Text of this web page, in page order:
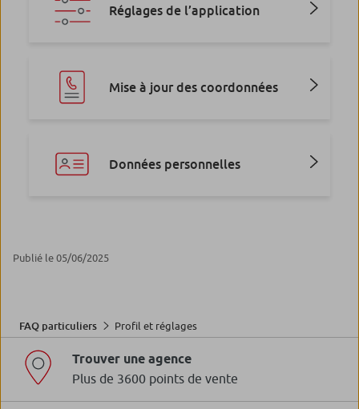
Réglages de l’application
Mise à jour des coordonnées
Données personnelles
Publié le 05/06/2025
FAQ particuliers Profil et réglages
Trouver une agence
Plus de 3600 points de vente